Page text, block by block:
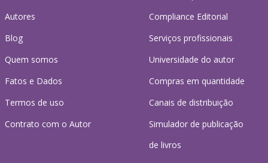
Autores
Blog
Quem somos
Fatos e Dados
Termos de uso
Contrato com o Autor
Compliance Editorial
Serviços profissionais
Universidade do autor
Compras em quantidade
Canais de distribuição
Simulador de publicação
de livros